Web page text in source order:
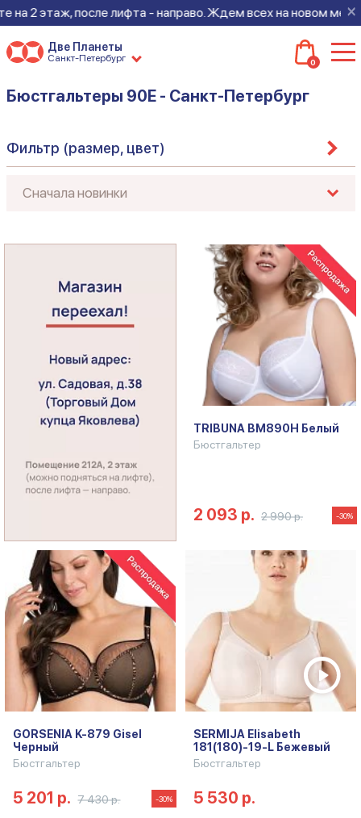
×
лифта - направо. Ждем всех на новом месте!
Две Планеты
Санкт-Петербург 0
Бюстгальтеры 90E - Санкт-Петербург
Фильтр (размер, цвет)
TRIBUNA BM890H Белый
Бюстгальтер
2 093 р. 2 990 р. -30%
GORSENIA K-879 Gisel
Черный
Бюстгальтер
5 201 р. 7 430 р. -30%
SERMIJA Elisabeth
181(180)-19-L Бежевый
Бюстгальтер
5 530 р.